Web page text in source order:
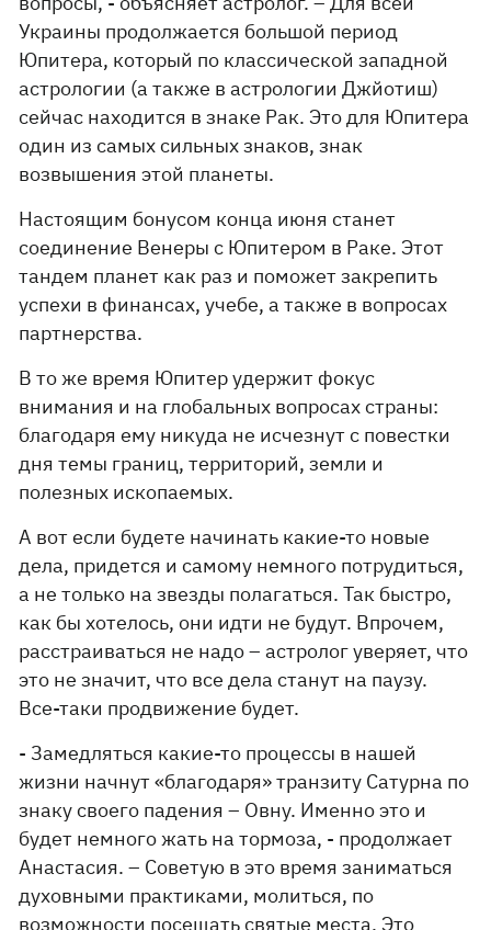
Украины продолжается большой период
Юпитера, который по классической западной
астрологии (а также в астрологии Джйотиш)
сейчас находится в знаке Рак. Это для Юпитера
один из самых сильных знаков, знак
возвышения этой планеты.
Настоящим бонусом конца июня станет
соединение Венеры с Юпитером в Раке. Этот
тандем планет как раз и поможет закрепить
успехи в финансах, учебе, а также в вопросах
партнерства.
В то же время Юпитер удержит фокус
внимания и на глобальных вопросах страны:
благодаря ему никуда не исчезнут с повестки
дня темы границ, территорий, земли и
полезных ископаемых.
А вот если будете начинать какие-то новые
дела, придется и самому немного потрудиться,
а не только на звезды полагаться. Так быстро,
как бы хотелось, они идти не будут. Впрочем,
расстраиваться не надо – астролог уверяет, что
это не значит, что все дела станут на паузу.
Все-таки продвижение будет.
- Замедляться какие-то процессы в нашей
жизни начнут «благодаря» транзиту Сатурна по
знаку своего падения – Овну. Именно это и
будет немного жать на тормоза, - продолжает
Анастасия. – Советую в это время заниматься
духовными практиками, молиться, по
возможности посещать святые места. Это